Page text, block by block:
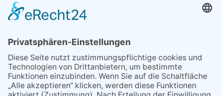
Sperrung B455: Kleiner
Grenzverkehr statt weite Wege
21.04.2026
Wenn Bahn-Computer nicht
miteinander kommunizieren
11.03.2026
"Plakatverbot für überregionale
Demos"